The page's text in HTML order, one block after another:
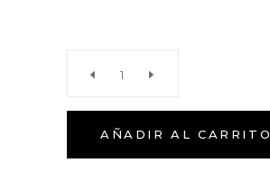
Camiseta
AÑADIR AL CARRITO